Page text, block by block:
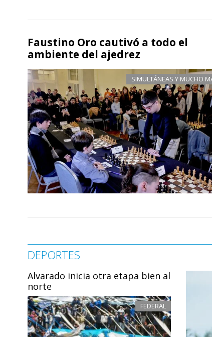
Faustino Oro cautivó a todo el
ambiente del ajedrez
SIMULTÁNEAS Y MUCHO
DEPORTES
Alvarado inicia otra etapa bien al
norte
FEDERAL